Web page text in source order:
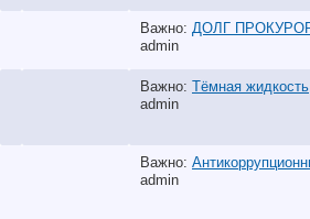
Важно: ДОЛГ
аdmin
Важно: Тёмная жидкость
аdmin
Важно:
аdmin